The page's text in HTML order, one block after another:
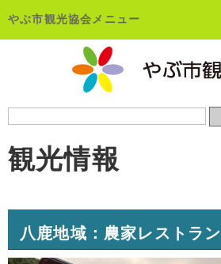
やぶ市観光協会メニュー
観光情報
八鹿地域：農家レストラ